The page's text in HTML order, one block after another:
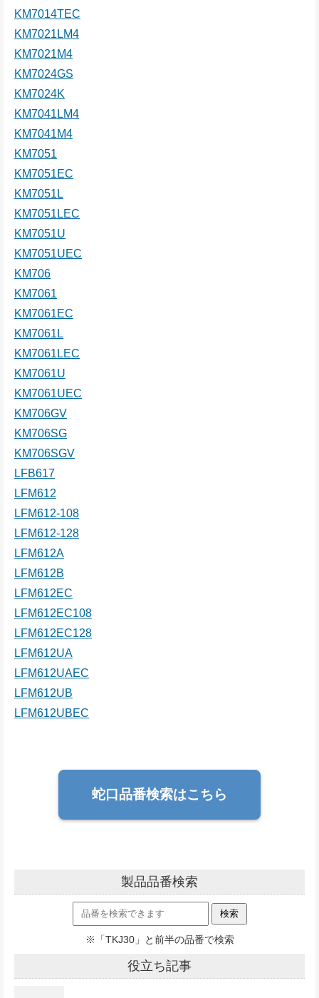
KM7014TEC
KM7021LM4
KM7021M4
KM7024GS
KM7024K
KM7041LM4
KM7041M4
KM7051
KM7051EC
KM7051L
KM7051LEC
KM7051U
KM7051UEC
KM706
KM7061
KM7061EC
KM7061L
KM7061LEC
KM7061U
KM7061UEC
KM706GV
KM706SG
KM706SGV
LFB617
LFM612
LFM612-108
LFM612-128
LFM612A
LFM612B
LFM612EC
LFM612EC108
LFM612EC128
LFM612UA
LFM612UAEC
LFM612UB
LFM612UBEC
蛇口品番検索はこちら
製品品番検索
※「TKJ30」と前半の品番で検索
役立ち記事